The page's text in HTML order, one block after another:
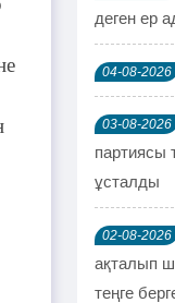
деген ер
04-08-2026
03-08-2026
партиясы
ұсталды
02-08-2026
ақталып
теңге